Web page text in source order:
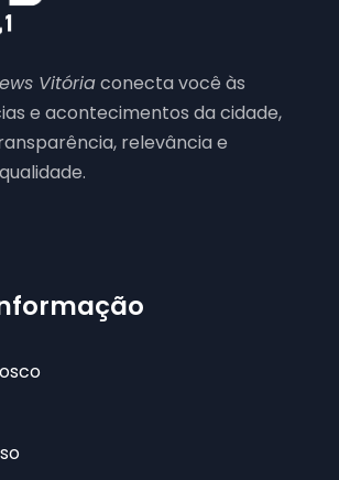
Vitóriaconecta você às
e acontecimentos da cidade,
relevância e